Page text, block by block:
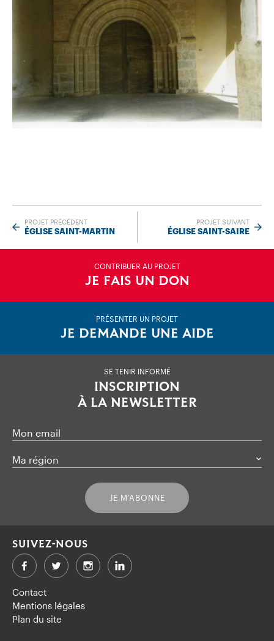
PROJET PRÉCÉDENT
ÉGLISE SAINT-MARTIN
PROJET SUIVANT
ÉGLISE SAINT-SAIRE
CONTRIBUER AU PROJET
JE FAIS UN DON
PRÉSENTER UN PROJET
JE DEMANDE UNE AIDE
SE TENIR INFORMÉ
INSCRIPTION
À LA NEWSLETTER
Mon email
Ma région
JE M’ABONNE
Contact
Mentions légales
Plan du site
SUIVEZ-NOUS
FacebookTwitter LinkedIn